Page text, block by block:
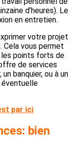
d’heures). Le
en entretien.
votre projet
Cela vous permet
les points forts de
de services
banquier, ou à un
éventuelle
par ici
bien